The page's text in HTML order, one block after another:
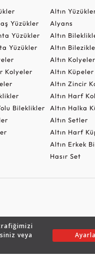
veya
Yüzükler
Yüzükler
Yüzükler
Kolyeler
Bileklikler
Altın
Alyans
Altın
Altın
Altın Kolyeler
Altın Küpeler
Altın Zincir
Altın Harf
Altın Halka
Altın Setler
Altın Harf
Altın Erkek
Hasır Set
Pırlanta - Bu sitenin